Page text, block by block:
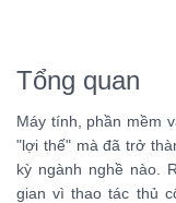
Tổng quan
Máy tính, phần mềm
"lợi thế" mà đã trở
kỳ ngành nghề nào.
gian vì thao tác thủ